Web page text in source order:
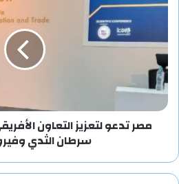
مصر تدعو لتعزيز التعاون
سرطان الثدي